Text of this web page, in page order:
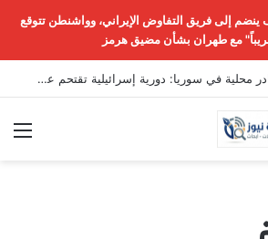
ينضم إلى فريق التفاوض الإيراني، وواشنطن تتوقع
قريباً" مع طهران بشأن مضيق هرمز
#عاجل سوريا: مصادر محلية في سوريا: دورية إسرائيلية تقتحم عدة منازل على أطراف بلدة جباتا الخشب في ريف القنيطرة وتقوم بتفتيشها…